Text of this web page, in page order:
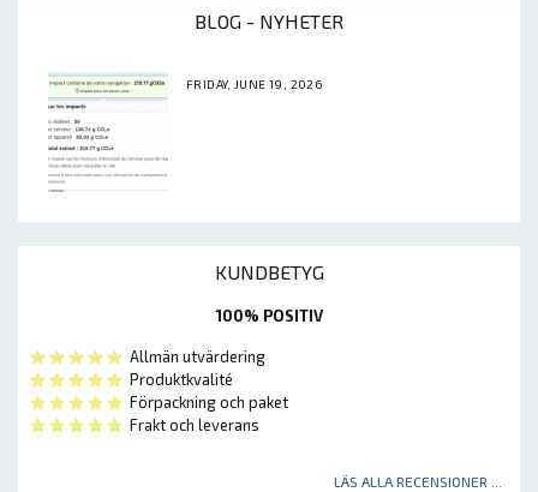
BLOG - NYHETER
FRIDAY, JUNE 19, 2026
KUNDBETYG
100% POSITIV
Allmän utvärdering
Produktkvalité
Förpackning och paket
Frakt och leverans
LÄS ALLA RECENSIONER ...